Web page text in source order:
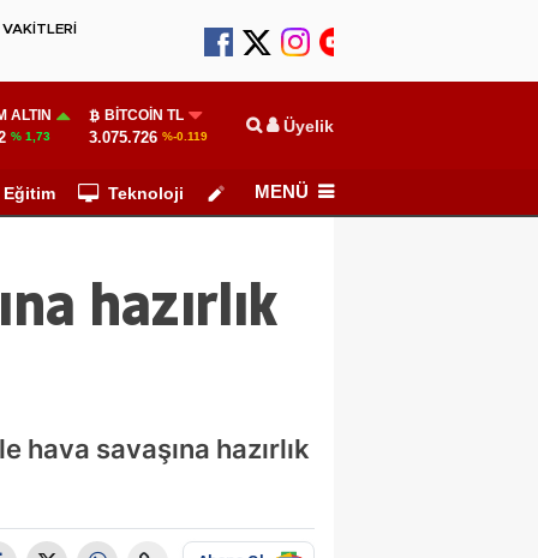
ALTIN
% 1,73
BITCOIN TL
3.075.726 %-0.119 Üyelik
Eğitim Teknoloji Köşe Yazarları
MENÜ
hazırlık
savaşına hazırlık